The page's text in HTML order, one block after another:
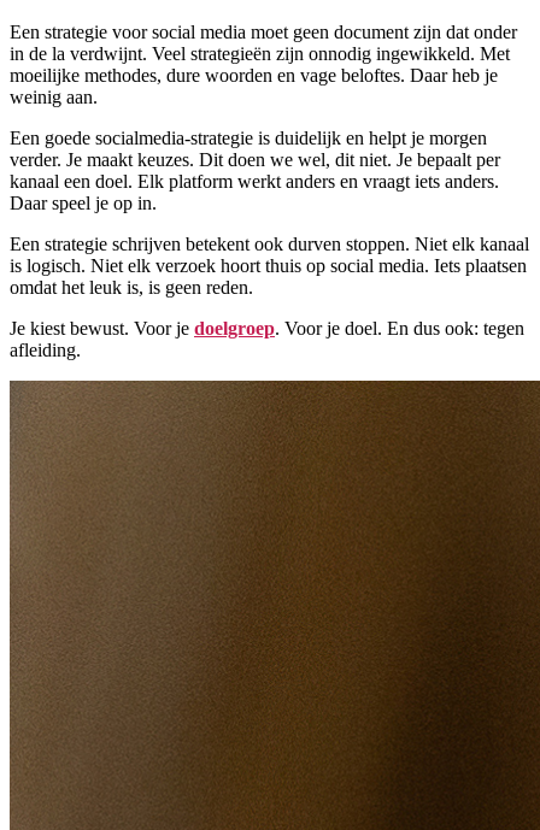
Een strategie voor social media moet geen document zijn dat onder
in de la verdwijnt. Veel strategieën zijn onnodig ingewikkeld. Met
moeilijke methodes, dure woorden en vage beloftes. Daar heb je
weinig aan.
Een goede socialmedia-strategie is duidelijk en helpt je morgen
verder. Je maakt keuzes. Dit doen we wel, dit niet. Je bepaalt per
kanaal een doel. Elk platform werkt anders en vraagt iets anders.
Daar speel je op in.
Een strategie schrijven betekent ook durven stoppen. Niet elk kanaal
is logisch. Niet elk verzoek hoort thuis op social media. Iets plaatsen
omdat het leuk is, is geen reden.
Je kiest bewust. Voor je doelgroep. Voor je doel. En dus ook: tegen
afleiding.